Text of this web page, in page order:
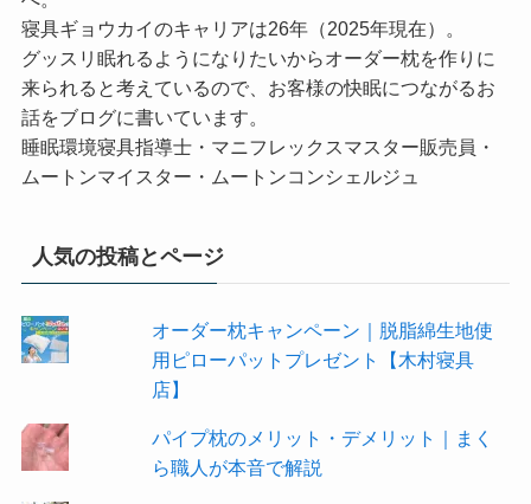
寝具ギョウカイのキャリアは26年（2025年現在）。
グッスリ眠れるようになりたいからオーダー枕を作りに
来られると考えているので、お客様の快眠につながるお
話をブログに書いています。
睡眠環境寝具指導士・マニフレックスマスター販売員・
ムートンマイスター・ムートンコンシェルジュ
人気の投稿とページ
オーダー枕キャンペーン｜脱脂綿生地使
用ピローパットプレゼント【木村寝具
店】
パイプ枕のメリット・デメリット｜まく
ら職人が本音で解説